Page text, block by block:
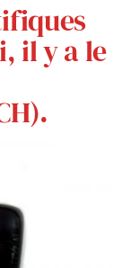
il y a le